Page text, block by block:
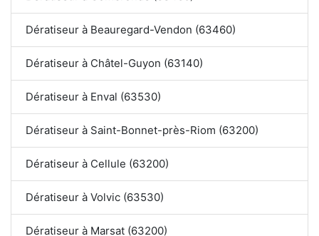
Dératiseur à Beauregard-Vendon (63460)
Dératiseur à Châtel-Guyon (63140)
Dératiseur à Enval (63530)
Dératiseur à Saint-Bonnet-près-Riom (63200)
Dératiseur à Cellule (63200)
Dératiseur à Volvic (63530)
Dératiseur à Marsat (63200)